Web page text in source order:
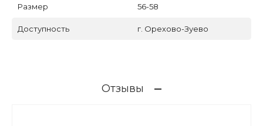
Размер 56-58
Доступность г. Орехово-Зуево
Отзывы